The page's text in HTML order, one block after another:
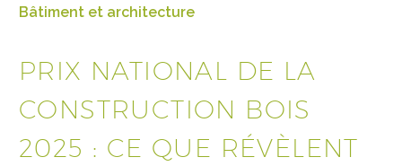
Bâtiment et architecture
PRIX NATIONAL DE LA
CONSTRUCTION BOIS
2025 : CE QUE RÉVÈLENT